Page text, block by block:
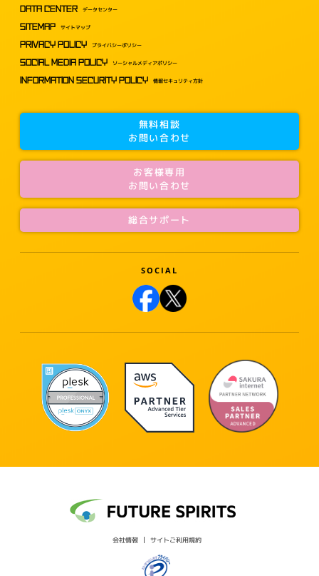
DATA CENTER データセンター
SITEMAP サイトマップ
PRIVACY POLICY プライバシーポリシー
SOCIAL MEDIA POLICY ソーシャルメディアポリシー
INFORMATION SECURITY POLICY 情報セキュリティ方針
無料相談
お問い合わせ
お客様専用
お問い合わせ
総合サポート
会社情報 サイトご利用規約